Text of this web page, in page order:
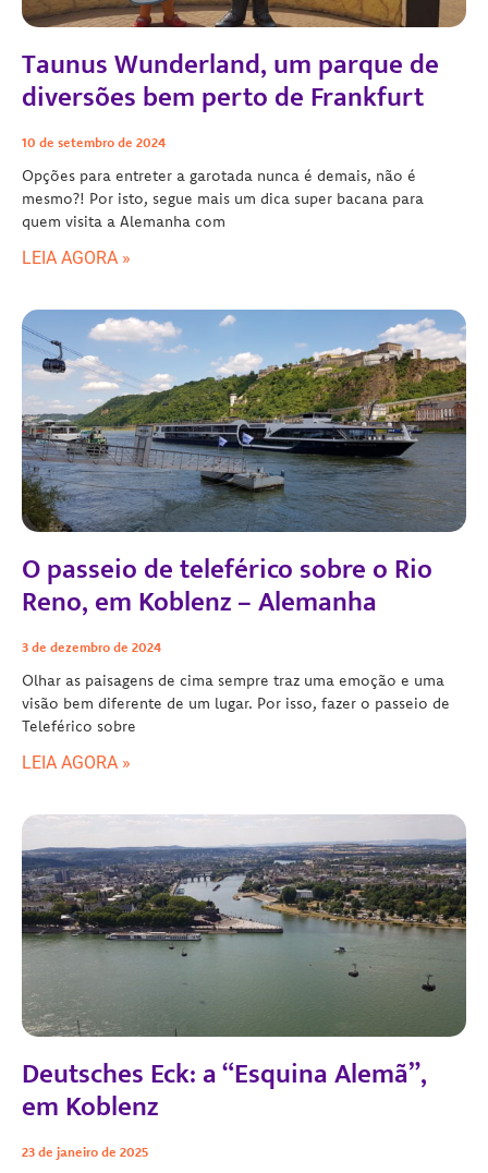
Taunus Wunderland, um parque de
diversões bem perto de Frankfurt
10 de setembro de 2024
Opções para entreter a garotada nunca é demais, não é
mesmo?! Por isto, segue mais um dica super bacana para
quem visita a Alemanha com
LEIA AGORA »
O passeio de teleférico sobre o Rio
Reno, em Koblenz – Alemanha
3 de dezembro de 2024
Olhar as paisagens de cima sempre traz uma emoção e uma
visão bem diferente de um lugar. Por isso, fazer o passeio de
Teleférico sobre
LEIA AGORA »
Deutsches Eck: a “Esquina Alemã”,
em Koblenz
23 de janeiro de 2025